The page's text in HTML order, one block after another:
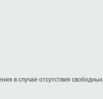
в случае отсутствия свободных